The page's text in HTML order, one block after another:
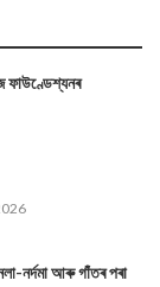
ফাউণ্ডেশ্যনৰ
নৰ্দমা আৰু গাঁতৰ পৰা